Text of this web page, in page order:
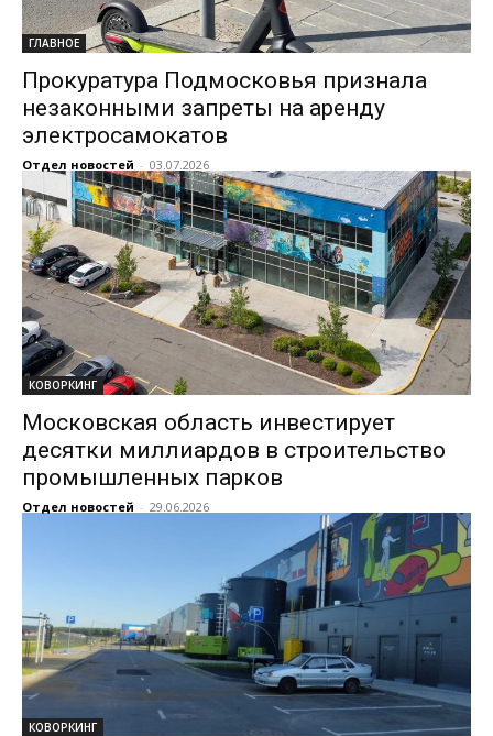
ГЛАВНОЕ
Прокуратура Подмосковья признала
незаконными запреты на аренду
электросамокатов
Отдел новостей - 03.07.2026
КОВОРКИНГ
Московская область инвестирует
десятки миллиардов в строительство
промышленных парков
Отдел новостей - 29.06.2026
КОВОРКИНГ